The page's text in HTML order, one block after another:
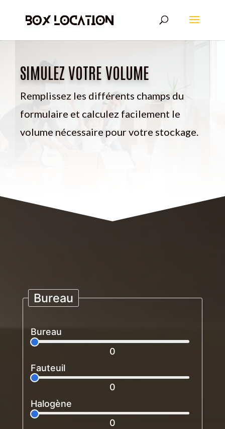
SIMULEZ VOTRE VOLUME
Remplissez les différents champs du
formulaire et calculez facilement le
volume nécessaire pour votre stockage.
Bureau
Bureau
0
Fauteuil
0
Halogène
0